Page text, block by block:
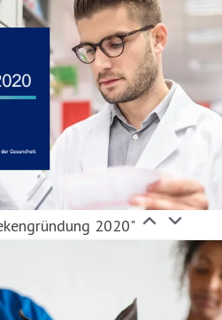
2020"